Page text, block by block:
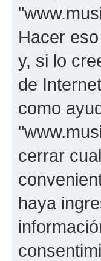
Hacer
y, si lo
de
como
cerrar
haya